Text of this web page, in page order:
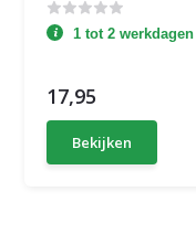
1 tot 2 werkdagen
17,95
Bekijken